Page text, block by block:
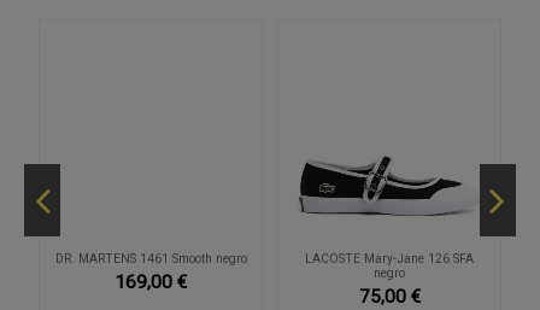
DR. MARTENS 1461 Smooth negro
169,00 €
LACOSTE Mary-Jane 126 SFA
negro
75,00 €